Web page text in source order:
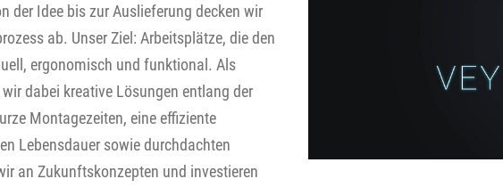
der Idee bis zur Auslieferung decken wir
ab. Unser Ziel: Arbeitsplätze, die den
ergonomisch und funktional. Als
dabei kreative Lösungen entlang der
Montagezeiten, eine effiziente
Lebensdauer sowie durchdachten
an Zukunftskonzepten und investieren